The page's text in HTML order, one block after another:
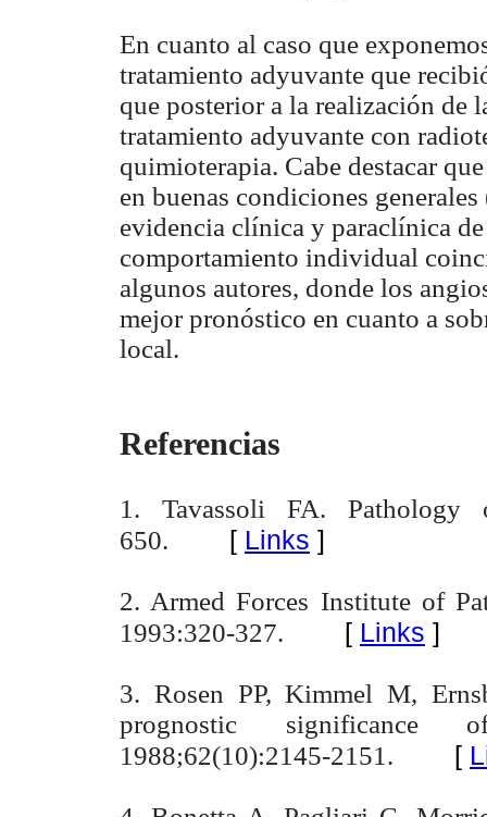
En cuanto al caso que
tratamiento adyuvante que
que posterior a la realización de
tratamiento adyuvante con
quimioterapia. Cabe destacar
en buenas condiciones
evidencia clínica y paraclínica
comportamiento individual
algunos autores, donde los
mejor pronóstico en cuanto a
local.
Referencias
1. Tavassoli FA. Pathology
650. [ Links ]
2. Armed Forces Institute of
1993:320-327. [ Links ]
3. Rosen PP, Kimmel M,
prognostic significance
1988;62(10):2145-2151. [